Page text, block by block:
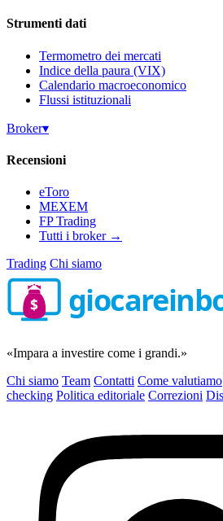
Strumenti dati
Termometro dei mercati
Indice della paura (VIX)
Calendario macroeconomico
Flussi istituzionali
Broker▾
Recensioni
eToro
MEXEM
FP Trading
Tutti i broker →
Trading Chi siamo
$
«Impara a investire come i grandi.»
Chi siamo Team Contatti Come valutiamo
checking Politica editoriale Correzioni